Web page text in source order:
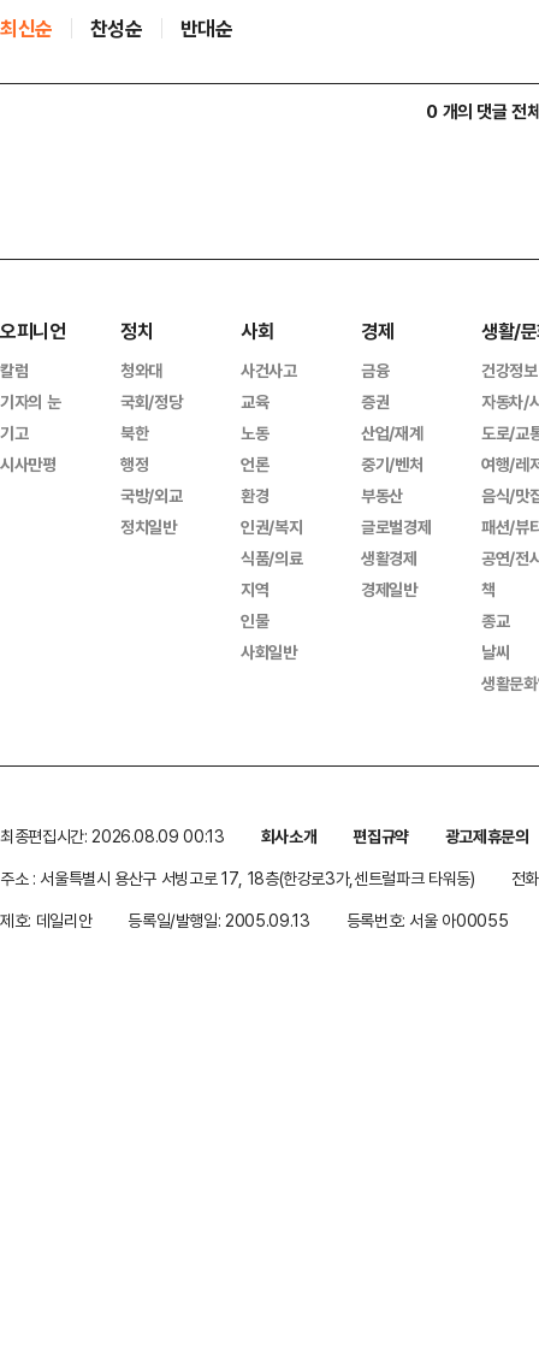
최신순 찬성순 반대순
0 개의 댓글 전
오피니언
칼럼
기자의 눈
기고
시사만평
정치
청와대
국회/정당
북한
행정
국방/외교
정치일반
사회
사건사고
교육
노동
언론
환경
인권/복지
식품/의료
지역
인물
사회일반
경제
금융
증권
산업/재계
중기/벤처
부동산
글로벌경제
생활경제
경제일반
생활/
건강정보
자동차/
도로/교
여행/레
음식/맛
패션/뷰
공연/전
책
종교
날씨
생활문
최종편집시간: 2026.08.09 00:13 회사소개 편집규약
광고제휴문의
주소 : 서울특별시 용산구 서빙고로 17, 18층(한강로3가,센트럴파크 타워동)
전
제호: 데일리안
등록일/발행일: 2005.09.13 등록번호: 서울 아00055